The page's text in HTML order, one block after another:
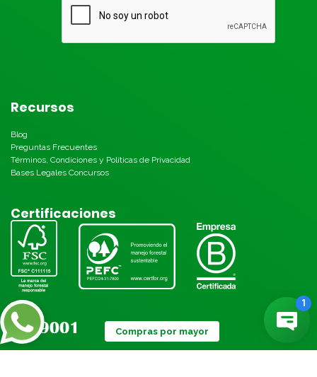
Recursos
Blog
Preguntas Frecuentes
Términos, Condiciones y Políticas de Privacidad
Bases Legales Concursos
Certificaciones
Compras por mayor